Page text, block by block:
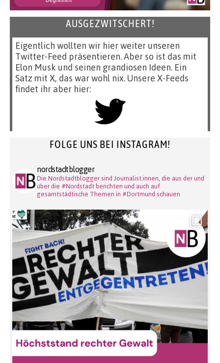
AUSGEZWITSCHERT!
Eigentlich wollten wir hier weiter unseren
Twitter-Feed präsentieren. Aber so ist das mit
Elon Musk und seinen grandiosen Ideen. Ein
Satz mit X, das war wohl nix. Unsere X-Feeds
findet ihr aber hier:
FOLGE UNS BEI INSTAGRAM!
nordstadtblogger
Die Nordstadtblogger sind Journalist:innen, die aus der und
über die #Nordstadt berichten und auch auf
gesamtstädtische Themen in #Dortmund schauen